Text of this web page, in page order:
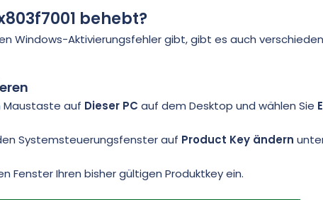
behebt?
Windows-Aktivierungsfehler gibt, gibt es auch
Maustaste auf Dieser PC auf dem Desktop und wählen Sie
Systemsteuerungsfenster auf Product Key ändern
Fenster Ihren bisher gültigen Produktkey ein.